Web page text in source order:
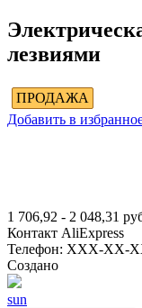
лезвиями
ПРОДАЖА
Добавить в
1 706,92 - 2 048,31
Контакт AliExpress
Телефон: XXX-XX-
Создано
sun